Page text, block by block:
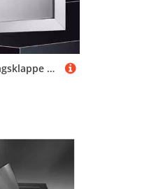
1 Stück 304ss Zugangsklappe – langlebige, wasserdichte Zugangstür for den Innen- und Außenbereich | mit Drehverschluss(22x30in)